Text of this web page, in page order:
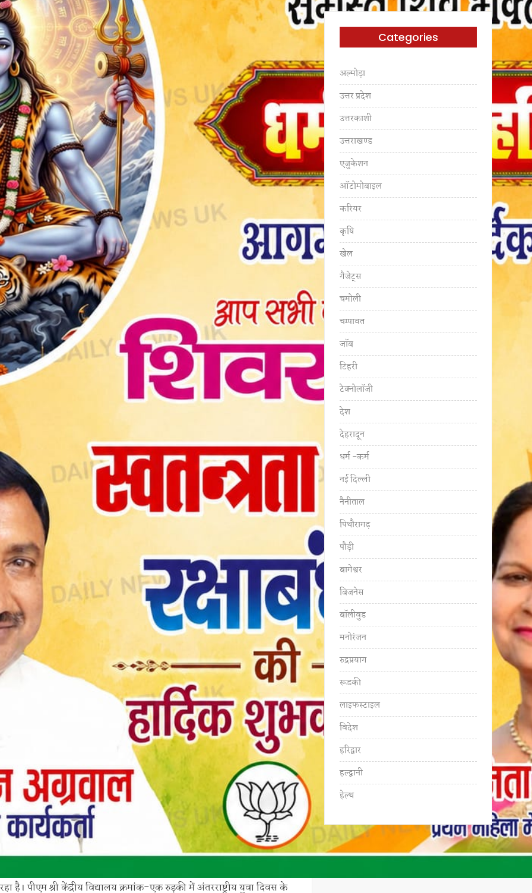
है। पीएम श्री केंद्रीय विद्यालय क्रमांक-एक रुड़की में अंतरराष्ट्रीय युवा दिवस के
Categories
अल्मोड़ा
उत्तर प्रदेश
उत्तरकाशी
उत्तराखण्ड
एजुकेशन
ऑटोमोबाइल
करियर
कृषि
खेल
गैजेट्स
चमोली
चम्पावत
जॉब
टिहरी
टेक्नोलॉजी
देश
देहरादून
धर्म -कर्म
नई दिल्ली
नैनीताल
पिथौरागढ़
पौड़ी
बागेश्वर
बिजनेस
बॉलीवुड
मनोरंजन
रुद्रप्रयाग
रूडकी
लाइफस्टाइल
विदेश
हरिद्वार
हल्द्वानी
हेल्थ